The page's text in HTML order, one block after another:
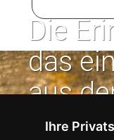
Ihre
Die
das
aus